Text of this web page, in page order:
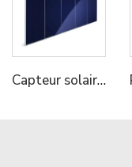
Capteur solaire thermique Micoe pour chauffage de l'eau chaude